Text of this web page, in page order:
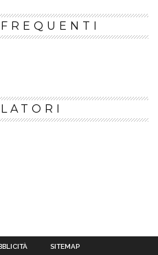
SITEMAP